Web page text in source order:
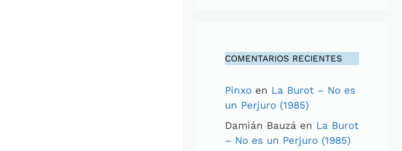
COMENTARIOS RECIENTES
Pinxo en La Burot – No es
un Perjuro (1985)
Damián Bauzá en La Burot
– No es un Perjuro (1985)